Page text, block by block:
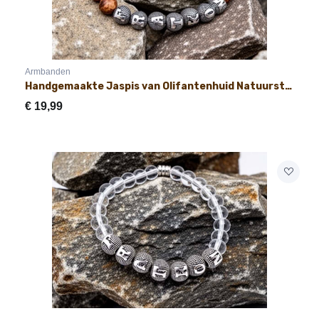
Armbanden
Handgemaakte Jaspis van Olifantenhuid Natuursteen Armband met Naam 8mm
€ 19,99